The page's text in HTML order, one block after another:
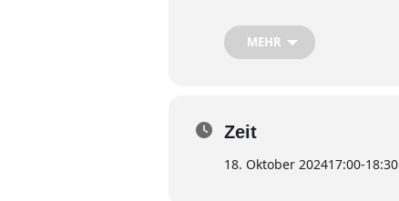
Für diese Tour kann
MEHR
Zeit
18. Oktober 202417:00-18:30